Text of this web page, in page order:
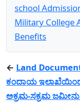
school
Military College
Benefits
← Land
ಕಂದಾಯ
ಅಕ್ರಮ-ಸಕ್ರಮ